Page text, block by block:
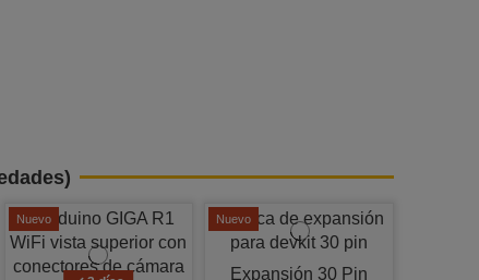
Nuevo Nuevo
Expansión 30 Pin